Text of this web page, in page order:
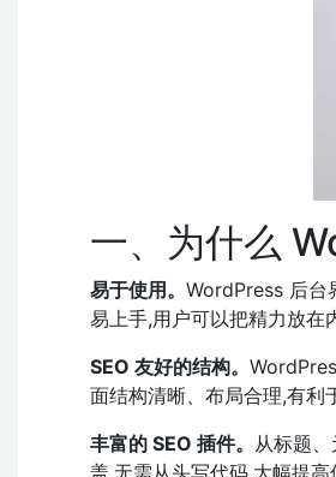
一、为什么
易于使用。 WordPress 后台
易上手,用户可以把精力放在
SEO 友好的结构。
面结构清晰、布局合理,有利
丰富的 SEO 插件。 从标题